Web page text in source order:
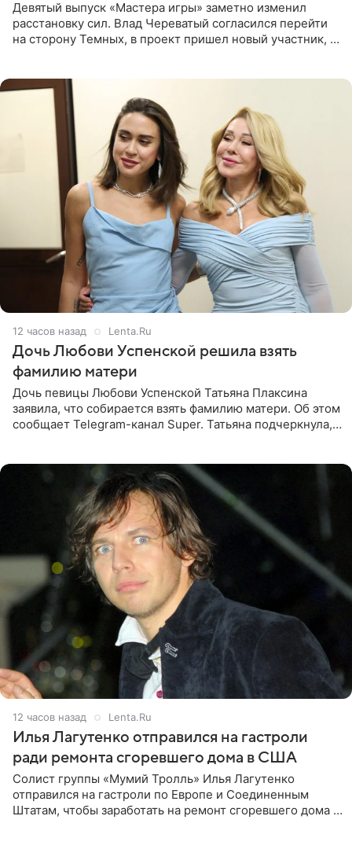
Девятый выпуск «Мастера игры» заметно изменил
расстановку сил. Влад Череватый согласился перейти
на сторону Темных, в проект пришел новый участник, а
12 часов назад Lenta.Ru
Дочь Любови Успенской решила взять
фамилию матери
Дочь певицы Любови Успенской Татьяна Плаксина
заявила, что собирается взять фамилию матери. Об этом
сообщает Telegram-канал Super. Татьяна подчеркнула,
12 часов назад Lenta.Ru
Илья Лагутенко отправился на гастроли
ради ремонта сгоревшего дома в США
Солист группы «Мумий Тролль» Илья Лагутенко
отправился на гастроли по Европе и Соединенным
Штатам, чтобы заработать на ремонт сгоревшего дома в